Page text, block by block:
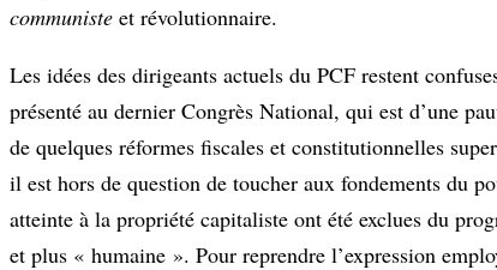
communiste et révolutionnaire.
Les idées des dirigeants actuels du PCF restent
présenté au dernier Congrès National, qui est d’une
de quelques réformes fiscales et constitutionnelles
il est hors de question de toucher aux fondements du
atteinte à la propriété capitaliste ont été exclues du
et plus « humaine ». Pour reprendre l’expression